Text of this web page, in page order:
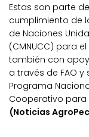
Estas son parte
cumplimiento de
de Naciones
(CMNUCC) para
también con
a través de FAO
Programa
Cooperativo para
(Noticias